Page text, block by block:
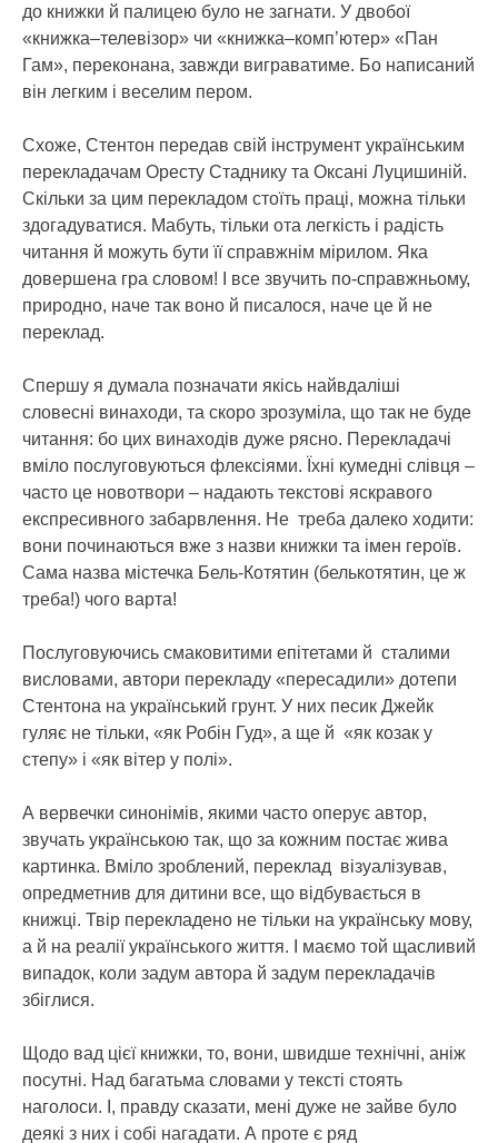
до книжки й палицею було не загнати. У двобої
«книжка–телевізор» чи «книжка–комп’ютер» «Пан
Гам», переконана, завжди виграватиме. Бо написаний
він легким і веселим пером.
Схоже, Стентон передав свій інструмент українським
перекладачам Оресту Стаднику та Оксані Луцишиній.
Скільки за цим перекладом стоїть праці, можна тільки
здогадуватися. Мабуть, тільки ота легкість і радість
читання й можуть бути її справжнім мірилом. Яка
довершена гра словом! І все звучить по-справжньому,
природно, наче так воно й писалося, наче це й не
переклад.
Спершу я думала позначати якісь найвдаліші
словесні винаходи, та скоро зрозуміла, що так не буде
читання: бо цих винаходів дуже рясно. Перекладачі
вміло послуговуються флексіями. Їхні кумедні слівця –
часто це новотвори – надають текстові яскравого
експресивного забарвлення. Не треба далеко ходити:
вони починаються вже з назви книжки та імен героїв.
Сама назва містечка Бель-Котятин (белькотятин, це ж
треба!) чого варта!
Послуговуючись смаковитими епітетами й сталими
висловами, автори перекладу «пересадили» дотепи
Стентона на український грунт. У них песик Джейк
гуляє не тільки, «як Робін Гуд», а ще й «як козак у
степу» і «як вітер у полі».
А вервечки синонімів, якими часто оперує автор,
звучать українською так, що за кожним постає жива
картинка. Вміло зроблений, переклад візуалізував,
опредметнив для дитини все, що відбувається в
книжці. Твір перекладено не тільки на українську мову,
а й на реалії українського життя. І маємо той щасливий
випадок, коли задум автора й задум перекладачів
збіглися.
Щодо вад цієї книжки, то, вони, швидше технічні, аніж
посутні. Над багатьма словами у тексті стоять
наголоси. І, правду сказати, мені дуже не зайве було
деякі з них і собі нагадати. А проте є ряд